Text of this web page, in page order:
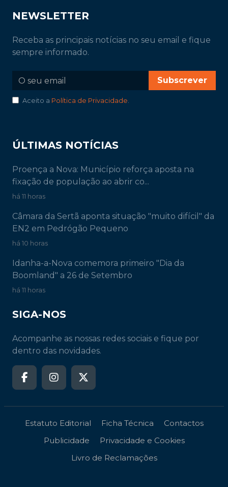
NEWSLETTER
Receba as principais notícias no seu email e fique
sempre informado.
Subscrever
Aceito a Política de Privacidade.
ÚLTIMAS NOTÍCIAS
Proença a Nova: Município reforça aposta na
fixação de população ao abrir co...
há 11 horas
Câmara da Sertã aponta situação "muito difícil" da
EN2 em Pedrógão Pequeno
há 10 horas
Idanha-a-Nova comemora primeiro "Dia da
Boomland" a 26 de Setembro
há 11 horas
SIGA-NOS
Acompanhe as nossas redes sociais e fique por
dentro das novidades.
Estatuto Editorial Ficha Técnica
Contactos
Publicidade
Privacidade e Cookies
Livro de Reclamações